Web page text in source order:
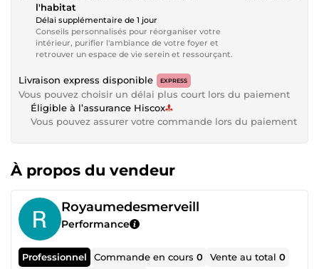
l'habitat
Délai supplémentaire de 1 jour
Conseils personnalisés pour réorganiser votre
intérieur, purifier l'ambiance de votre foyer et
retrouver un espace de vie serein et ressourçant.
Livraison express disponible EXPRESS
Vous pouvez choisir un délai plus court lors du paiement
Éligible à l’assurance Hiscox
Vous pouvez assurer votre commande lors du paiement
À propos du vendeur
Royaumedesmerveill
Performance
Professionnel Commande en cours0 Vente au total0